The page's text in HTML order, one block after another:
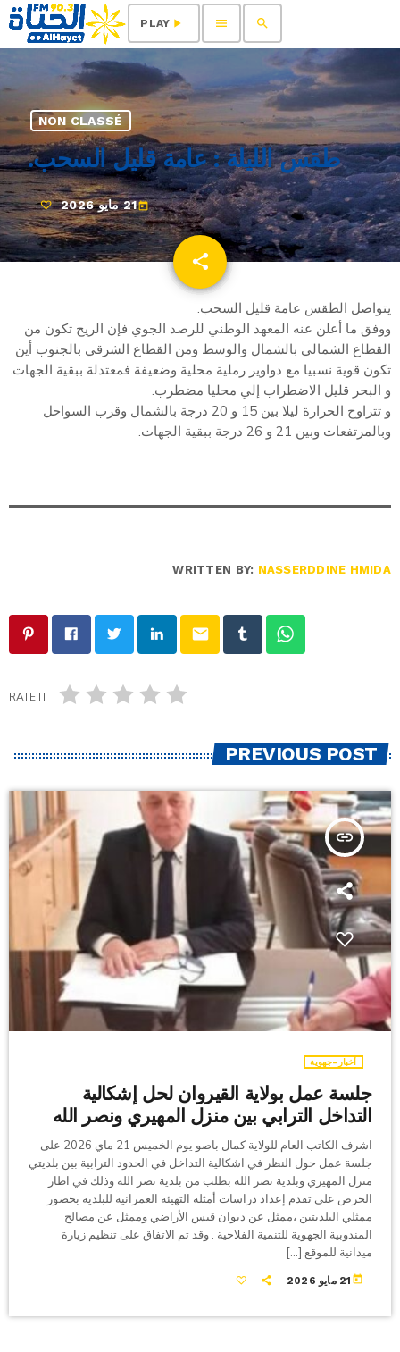
search
menu
play_arrow
PLAY
NON CLASSÉ
طقس الليلة : عامة قليل السحب.
today21 مايو 2026
share
email
يتواصل الطقس عامة قليل السحب.
ووفق ما أعلن عنه المعهد الوطني للرصد الجوي فإن الريح تكون من
القطاع الشمالي بالشمال والوسط ومن القطاع الشرقي بالجنوب أين
تكون قوية نسبيا مع دواوير رملية محلية وضعيفة فمعتدلة ببقية الجهات.
و البحر قليل الاضطراب إلي محليا مضطرب.
و تتراوح الحرارة ليلا بين 15 و 20 درجة بالشمال وقرب السواحل
وبالمرتفعات وبين 21 و 26 درجة ببقية الجهات.
WRITTEN BY: NASSERDDINE HMIDA
email
RATE IT
PREVIOUS POST
insert_link
أخبار-جهوية
جلسة عمل بولاية القيروان لحل إشكالية
التداخل الترابي بين منزل المهيري ونصر الله
اشرف الكاتب العام للولاية كمال باصو يوم الخميس 21 ماي 2026 على
جلسة عمل حول النظر في اشكالية التداخل في الحدود الترابية بين بلديتي
منزل المهيري وبلدية نصر الله بطلب من بلدية نصر الله وذلك في اطار
الحرص على تقدم إعداد دراسات أمثلة التهيئة العمرانية للبلدية بحضور
ممثلي البلديتين ،ممثل عن ديوان قيس الأراضي وممثل عن مصالح
المندوبية الجهوية للتنمية الفلاحية . وقد تم الاتفاق على تنظيم زيارة
ميدانية للموقع […]
today 21 مايو 2026